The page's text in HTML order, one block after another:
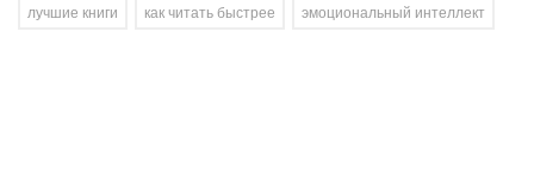
лучшие книги
как читать быстрее эмоциональный интеллект